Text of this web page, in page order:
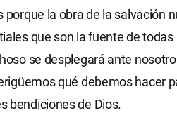
porque la obra de la salvación
que son la fuente de
se desplegará ante
qué debemos hacer
bendiciones de Dios.